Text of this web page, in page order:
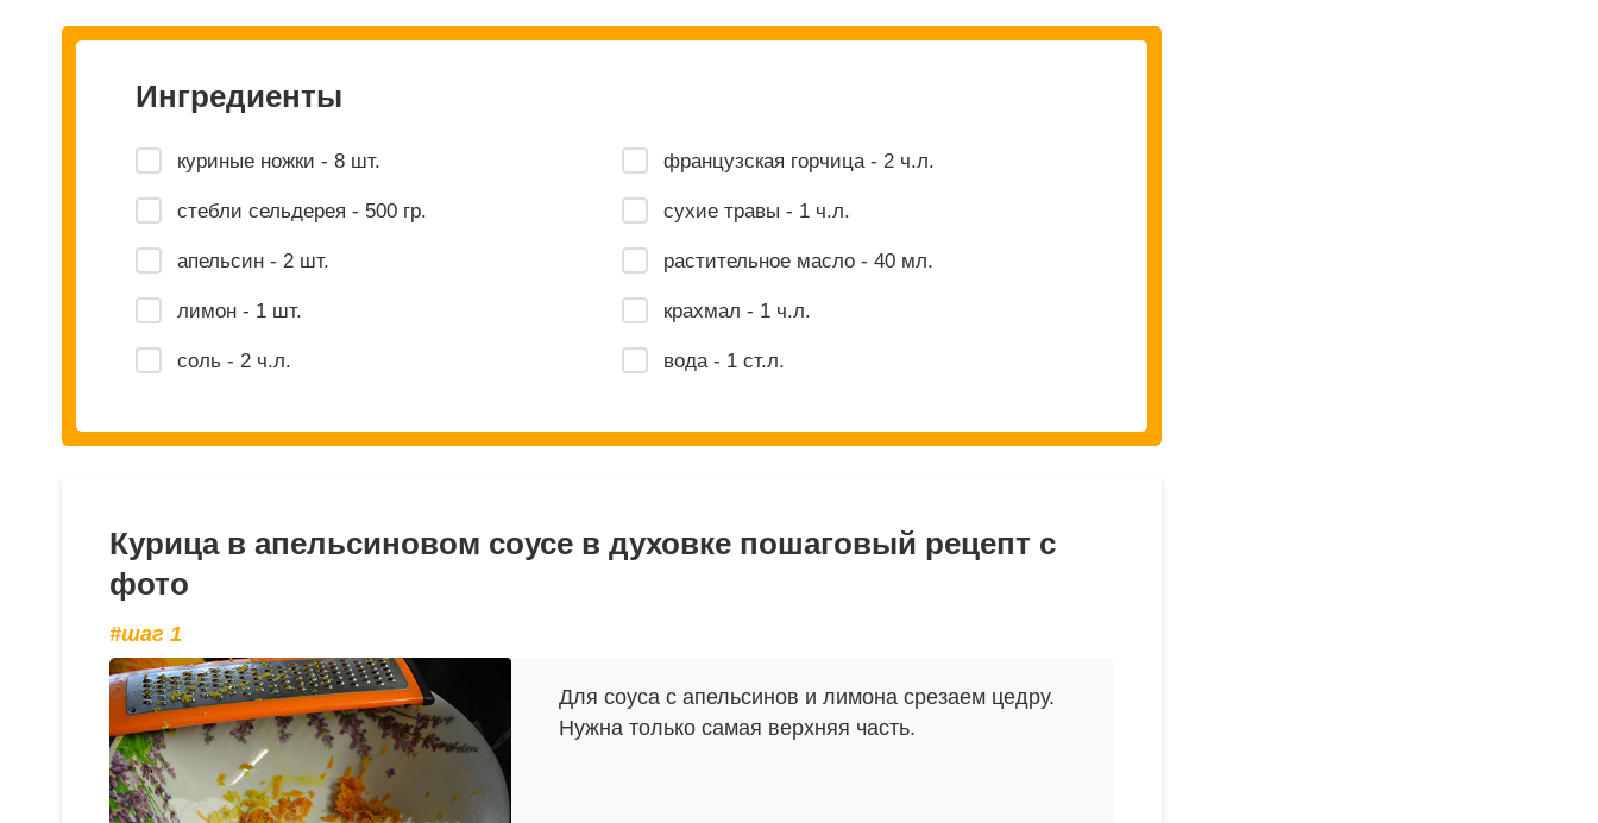
Ингредиенты
куриные ножки - 8 шт.
стебли сельдерея - 500 гр.
апельсин - 2 шт.
лимон - 1 шт.
соль - 2 ч.л.
французская горчица - 2 ч.л.
сухие травы - 1 ч.л.
растительное масло - 40 мл.
крахмал - 1 ч.л.
вода - 1 ст.л.
Курица в апельсиновом соусе в духовке пошаговый рецепт с
фото
#шаг 1
Для соуса с апельсинов и лимона срезаем цедру.
Нужна только самая верхняя часть.